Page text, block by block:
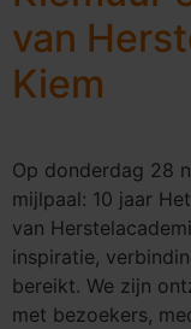
van
Kiem
Op donderdag 28
mijlpaal: 10 jaar
van
inspiratie,
bereikt. We zijn
met bezoekers,